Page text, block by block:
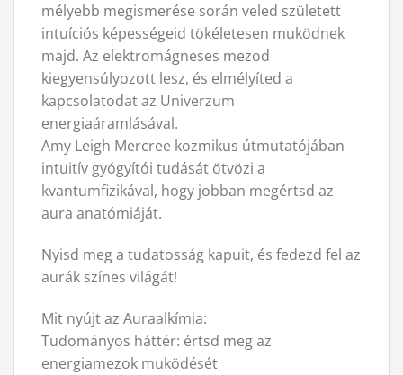
mélyebb megismerése során veled született
intuíciós képességeid tökéletesen muködnek
majd. Az elektromágneses mezod
kiegyensúlyozott lesz, és elmélyíted a
kapcsolatodat az Univerzum
energiaáramlásával.
Amy Leigh Mercree kozmikus útmutatójában
intuitív gyógyítói tudását ötvözi a
kvantumfizikával, hogy jobban megértsd az
aura anatómiáját.
Nyisd meg a tudatosság kapuit, és fedezd fel az
aurák színes világát!
Mit nyújt az Auraalkímia:
Tudományos háttér: értsd meg az
energiamezok muködését